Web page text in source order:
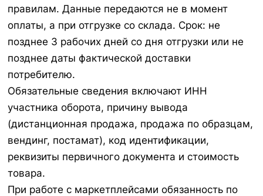
правилам. Данные передаются не в момент
оплаты, а при отгрузке со склада. Срок: не
позднее 3 рабочих дней со дня отгрузки или не
позднее даты фактической доставки
потребителю.
Обязательные сведения включают ИНН
участника оборота, причину вывода
(дистанционная продажа, продажа по образцам,
вендинг, постамат), код идентификации,
реквизиты первичного документа и стоимость
товара.
При работе с маркетплейсами обязанность по